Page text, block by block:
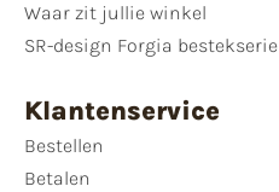
Waar zit jullie winkel
SR-design Forgia bestekserie
Klantenservice
Bestellen
Betalen